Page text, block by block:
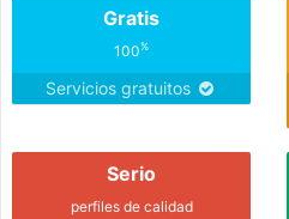
Gratis
100%
Servicios gratuitos
Serio
perfiles de calidad